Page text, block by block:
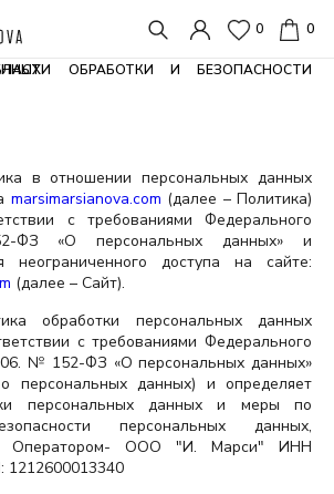
0 0
ДАННЫХ
в отношении персональных данных
marsimarsianova.com (далее – Политика)
с требованиями Федерального
«О персональных данных» и
неограниченного доступа на сайте:
(далее – Сайт).
обработки персональных данных
с требованиями Федерального
№ 152-ФЗ «О персональных данных»
данных) и определяет
персональных данных и меры по
персональных данных,
Оператором- ООО "И. Марси" ИНН
1212600013340